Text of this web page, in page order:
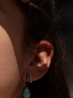
UV
パフューム
Smoke
ークティー)
クション サ